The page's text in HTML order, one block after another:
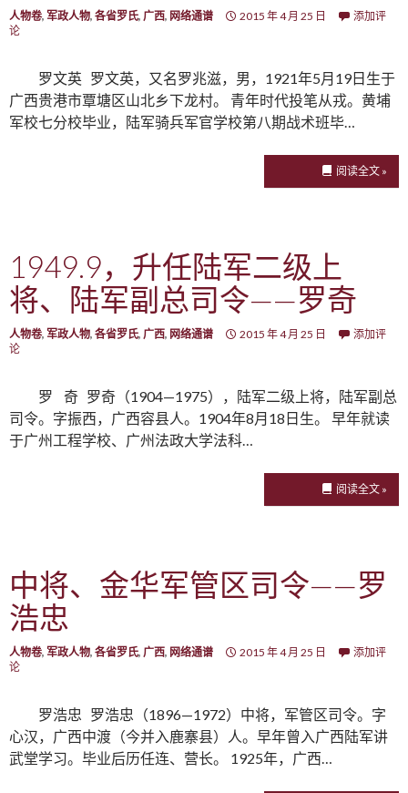
人物卷, 军政人物, 各省罗氏, 广西, 网络通谱 2015 年 4 月 25 日
添加评
论
罗文英 罗文英，又名罗兆滋，男，1921年5月19日生于
广西贵港市覃塘区山北乡下龙村。 青年时代投笔从戎。黄埔
军校七分校毕业，陆军骑兵军官学校第八期战术班毕…
阅读全文 »
1949.9，升任陆军二级上
将、陆军副总司令——罗奇
人物卷, 军政人物, 各省罗氏, 广西, 网络通谱 2015 年 4 月 25 日
添加评
论
罗 奇 罗奇（1904—1975），陆军二级上将，陆军副总
司令。字振西，广西容县人。1904年8月18日生。 早年就读
于广州工程学校、广州法政大学法科…
阅读全文 »
中将、金华军管区司令——罗
浩忠
人物卷, 军政人物, 各省罗氏, 广西, 网络通谱 2015 年 4 月 25 日
添加评
论
罗浩忠 罗浩忠（1896—1972）中将，军管区司令。字
心汉，广西中渡（今并入鹿寨县）人。早年曾入广西陆军讲
武堂学习。毕业后历任连、营长。 1925年，广西…